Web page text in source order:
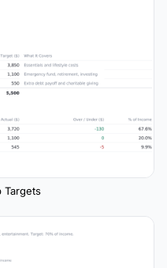
Income Amp Targets